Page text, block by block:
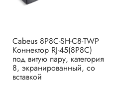
Cabeus 8P8C-SH-C8-TWP
Коннектор RJ-45(8P8C)
под витую пару, категория
8, экранированный, со
вставкой